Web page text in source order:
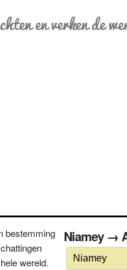
en verken de
bestemming
wereld.